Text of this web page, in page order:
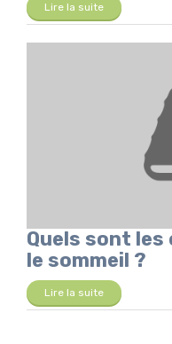
Lire la suite
Quels sont
le sommeil ?
Lire la suite